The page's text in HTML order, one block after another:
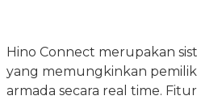
Hino Connect merupakan
yang memungkinkan
armada secara real time.